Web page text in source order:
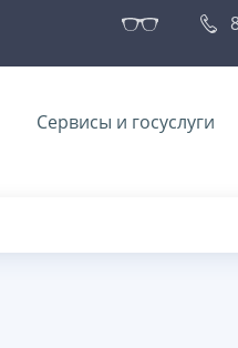
Сервисы и госуслуги